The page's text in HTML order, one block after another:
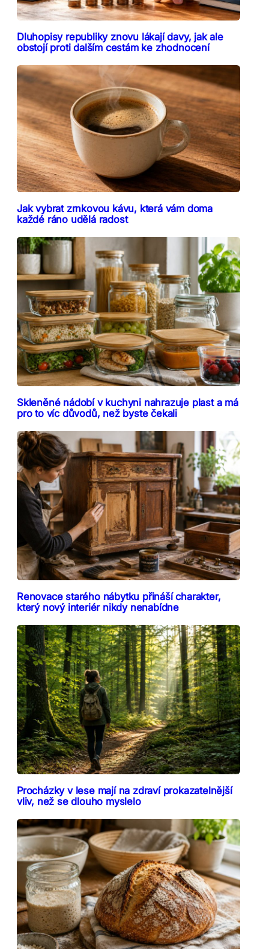
Dluhopisy republiky znovu lákají davy, jak ale
obstojí proti dalším cestám ke zhodnocení
Jak vybrat zrnkovou kávu, která vám doma
každé ráno udělá radost
Skleněné nádobí v kuchyni nahrazuje plast a má
pro to víc důvodů, než byste čekali
Renovace starého nábytku přináší charakter,
který nový interiér nikdy nenabídne
Procházky v lese mají na zdraví prokazatelnější
vliv, než se dlouho myslelo